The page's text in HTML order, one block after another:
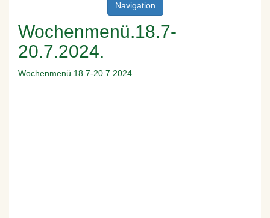
Navigation
Wochenmenü.18.7-
20.7.2024.
Wochenmenü.18.7-20.7.2024.